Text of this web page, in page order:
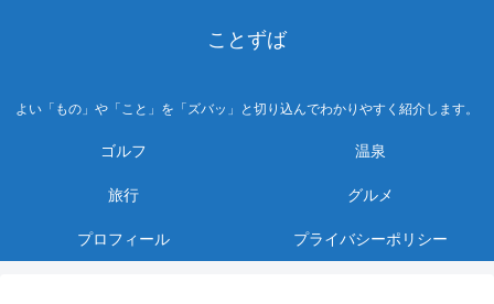
ことずば
よい「もの」や「こと」を「ズバッ」と切り込んでわかりやすく紹介します。
ゴルフ 温泉
旅行 グルメ
プロフィール プライバシーポリシー